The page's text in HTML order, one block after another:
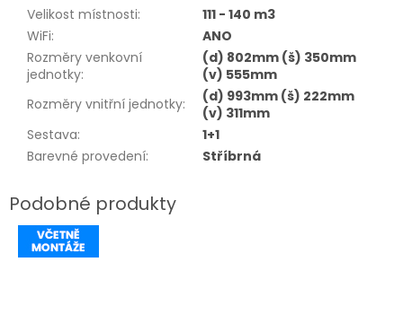
Velikost místnosti:
111 - 140 m3
WiFi:
ANO
Rozměry venkovní
jednotky:
(d) 802mm (š) 350mm
(v) 555mm
Rozměry vnitřní jednotky:
(d) 993mm (š) 222mm
(v) 311mm
Sestava:
1+1
Barevné provedení: Stříbrná